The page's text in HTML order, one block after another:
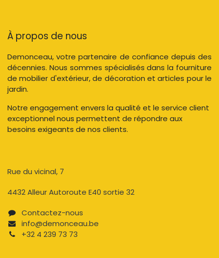
À propos de nous
Demonceau, votre partenaire de confiance depuis des
décennies. Nous sommes spécialisés dans la fourniture
de mobilier d'extérieur, de décoration et articles pour le
jardin.
Notre engagement envers la qualité et le service client
exceptionnel nous permettent de répondre aux
besoins exigeants de nos clients.
Rue du vicinal, 7​
4432 Alleur Autoroute E40 sortie 32
Contactez-nous​
info@demonceau.be
+32 4 239 73 73​​